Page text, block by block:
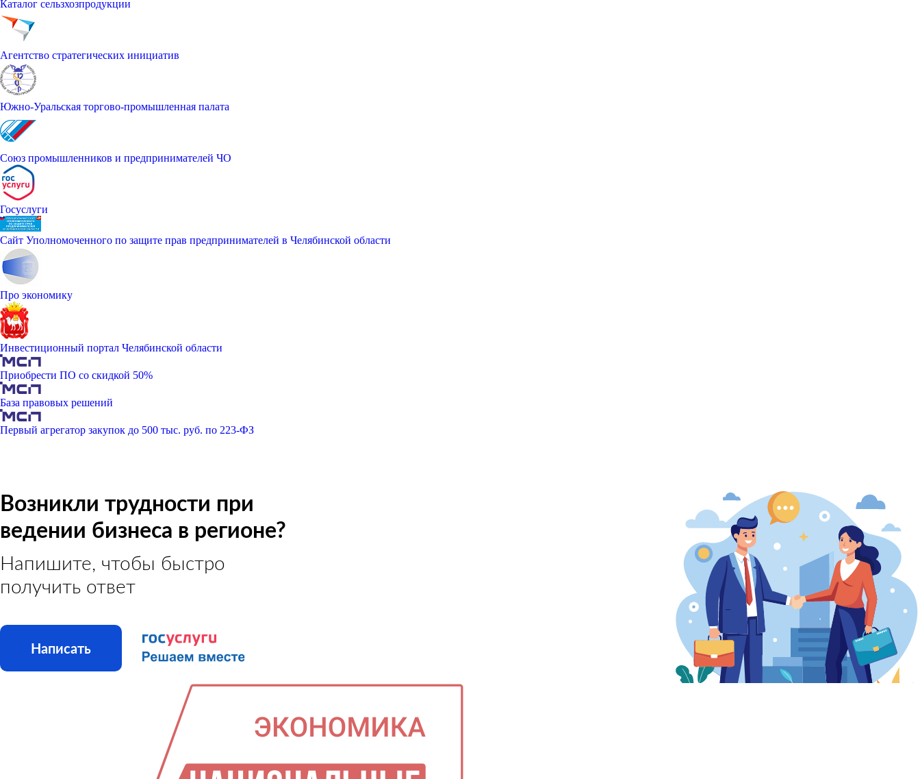
Каталог сельзхозпродукции
Агентство стратегических инициатив
Южно-Уральская торгово-промышленная палата
Союз промышленников и предпринимателей ЧО
Госуслуги
Сайт Уполномоченного по защите прав предпринимателей в Челябинской области
Про экономику
Инвестиционный портал Челябинской области
Приобрести ПО со скидкой 50%
База правовых решений
Первый агрегатор закупок до 500 тыс. руб. по 223-ФЗ
Возникли трудности при
ведении бизнеса в регионе?
Напишите, чтобы быстро
получить ответ
Написать